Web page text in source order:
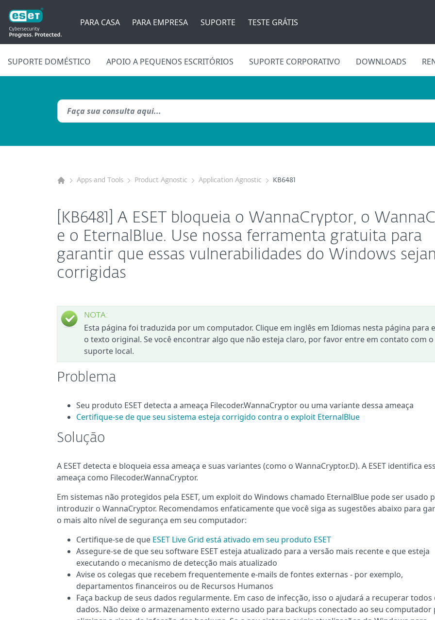
PARA CASA PARA EMPRESA SUPORTE TESTE GRÁTIS
SUPORTE DOMÉSTICO APOIO A PEQUENOS ESCRITÓRIOS SUPORTE CORPORATIVO DOWNLOADS
Apps and Tools Product Agnostic Application Agnostic KB6481
[KB6481] A ESET bloqueia o WannaCryptor, o
e o EternalBlue. Use nossa ferramenta gratuita para
garantir que essas vulnerabilidades do Windows
corrigidas
NOTA:
Esta página foi traduzida por um computador. Clique em inglês em Idiomas nesta página para
o texto original. Se você encontrar algo que não esteja claro, por favor entre em contato com o
suporte local.
Problema
Seu produto ESET detecta a ameaça Filecoder.WannaCryptor ou uma variante dessa ameaça
Certifique-se de que seu sistema esteja corrigido contra o exploit EternalBlue
Solução
A ESET detecta e bloqueia essa ameaça e suas variantes (como o WannaCryptor.D). A ESET identifica
ameaça como Filecoder.WannaCryptor.
Em sistemas não protegidos pela ESET, um exploit do Windows chamado EternalBlue pode ser usado
introduzir o WannaCryptor. Recomendamos enfaticamente que você siga as sugestões abaixo para
o mais alto nível de segurança em seu computador:
Certifique-se de que ESET Live Grid está ativado em seu produto ESET
Assegure-se de que seu software ESET esteja atualizado para a versão mais recente e que esteja
executando o mecanismo de detecção mais atualizado
Avise os colegas que recebem frequentemente e-mails de fontes externas - por exemplo,
departamentos financeiros ou de Recursos Humanos
Faça backup de seus dados regularmente. Em caso de infecção, isso o ajudará a recuperar todos
dados. Não deixe o armazenamento externo usado para backups conectado ao seu computador